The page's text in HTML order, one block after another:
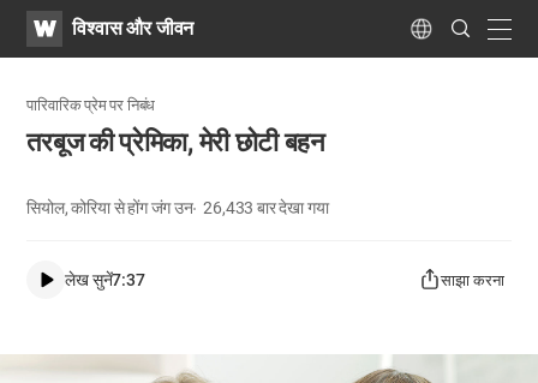
WATVविश्वास और जीवन Language
Search
Submit
पारिवारिक प्रेम पर निबंध
​तरबूज की प्रेमिका, मेरी छोटी बहन​
सियोल, कोरिया से होंग जंग उन 26,433बार देखा गया
लेख सुनें7:37 साझा करना